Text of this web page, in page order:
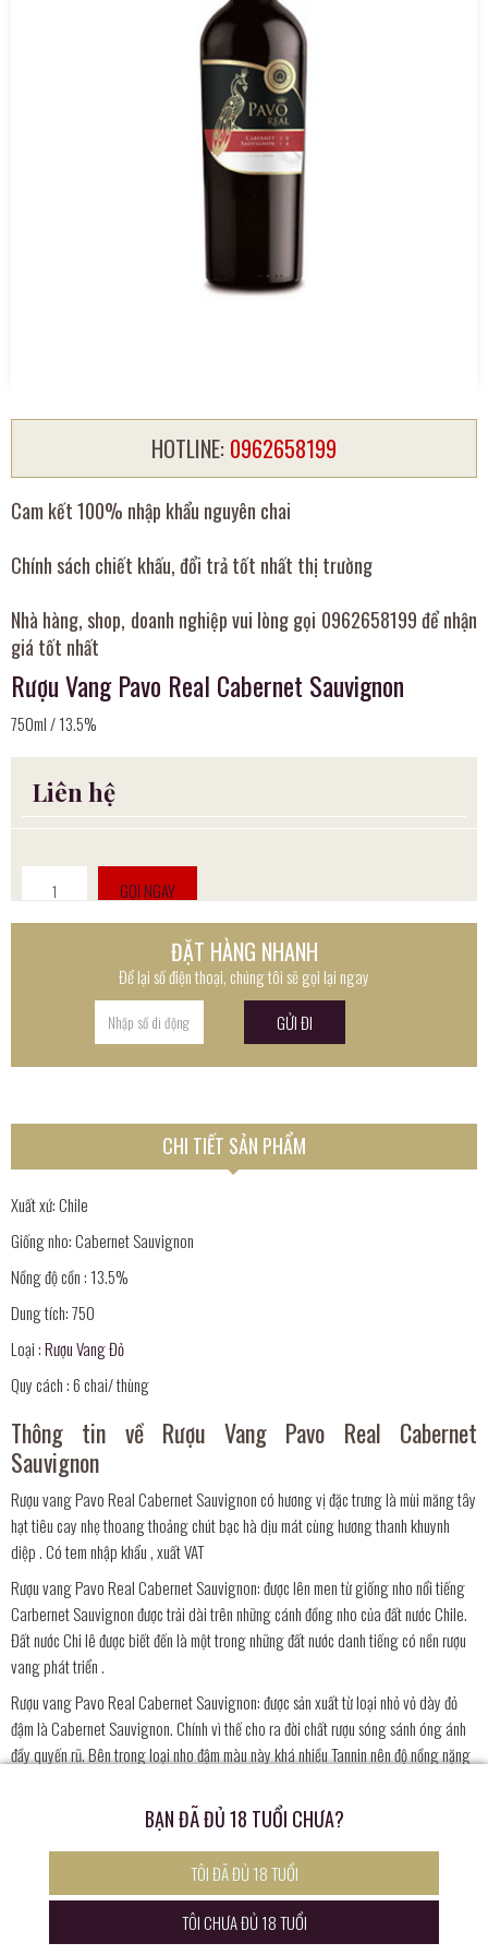
HOTLINE: 0962658199
Cam kết 100% nhập khẩu nguyên chai
Chính sách chiết khấu, đổi trả tốt nhất thị trường
Nhà hàng, shop, doanh nghiệp vui lòng gọi 0962658199 để nhận
giá tốt nhất
Rượu Vang Pavo Real Cabernet Sauvignon
750ml / 13.5%
Liên hệ
GỌI NGAY
ĐẶT HÀNG NHANH
Để lại số điện thoại, chúng tôi sẽ gọi lại ngay
CHI TIẾT SẢN PHẨM
Xuất xứ: Chile
Giống nho: Cabernet Sauvignon
Nồng độ cồn : 13.5%
Dung tích: 750
Loại :Rượu Vang Đỏ
Quy cách : 6 chai/ thùng
Thông tin về Rượu Vang Pavo Real Cabernet
Sauvignon
Rượu vang Pavo Real Cabernet Sauvignon có hương vị đặc trưng là mùi măng tây
hạt tiêu cay nhẹ thoang thoảng chút bạc hà dịu mát cùng hương thanh khuynh
diệp . Có tem nhập khẩu , xuất VAT
Rượu vang Pavo Real Cabernet Sauvignon: được lên men từ giống nho nổi tiếng
Carbernet Sauvignon được trải dài trên những cánh đồng nho của đất nước Chile.
Đất nước Chi lê được biết đến là một trong những đất nước danh tiếng có nền rượu
vang phát triển .
Rượu vang Pavo Real Cabernet Sauvignon: được sản xuất từ loại nhỏ vỏ dày đỏ
đậm là Cabernet Sauvignon. Chính vì thế cho ra đời chất rượu sóng sánh óng ánh
đầy quyến rũ. Bên trong loại nho đậm màu này khá nhiều Tannin nên độ nồng nặng
nhẹ thoang thoảng chút bạc hà dịu mát cùng hương thanh khuynh diệp
nhàng , được sử dụng chiêu đải hoặc biếu tặng vào các dịp lễ tết
BẠN ĐÃ ĐỦ 18 TUỔI CHƯA?
TÔI ĐÃ ĐỦ 18 TUỔI
TÔI CHƯA ĐỦ 18 TUỔI